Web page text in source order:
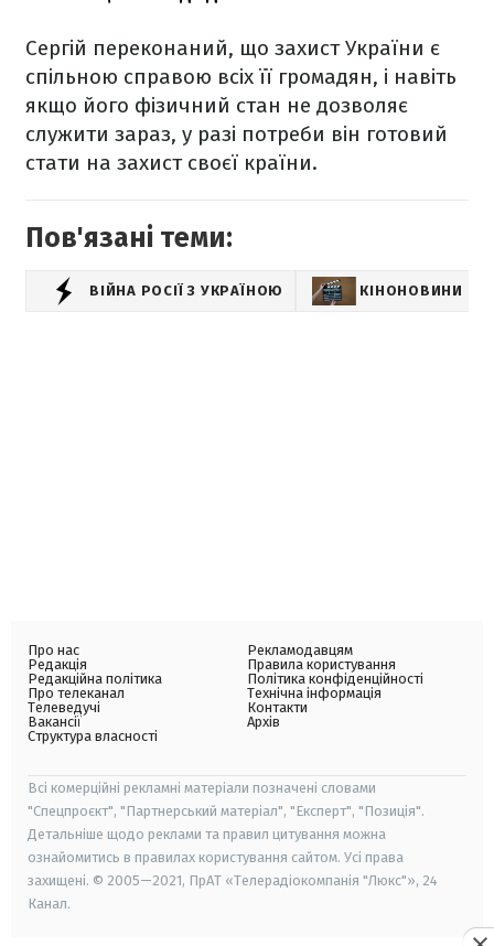
Сергій переконаний, що захист України є
спільною справою всіх її громадян, і навіть
якщо його фізичний стан не дозволяє
служити зараз, у разі потреби він готовий
стати на захист своєї країни.
Пов'язані теми:
ВІЙНА РОСІЇ З УКРАЇНОЮ КІНОНОВИНИ
Про нас
Редакція
Редакційна політика
Про телеканал
Телеведучі
Вакансії
Структура власності
Рекламодавцям
Правила користування
Політика конфіденційності
Технічна інформація
Контакти
Архів
Всі комерційні рекламні матеріали позначені словами
"Спецпроєкт", "Партнерський матеріал", "Експерт", "Позиція".
Детальніше щодо реклами та правил цитування можна
ознайомитись в правилах користування сайтом. Усі права
захищені. © 2005—2021, ПрАТ «Телерадіокомпанія "Люкс"», 24
Канал.